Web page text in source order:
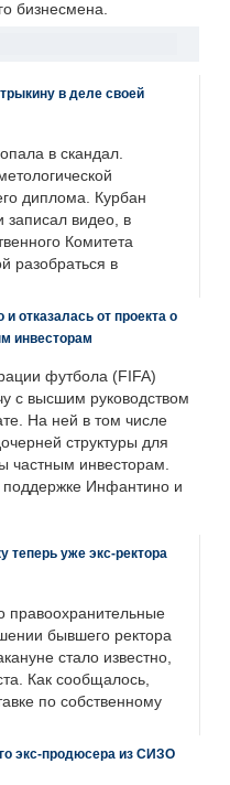
бизнесмена.
в деле своей
в скандал.
диплома. Курбан
записал видео, в
Комитета
разобраться в
отказалась от проекта о
инвесторам
футбола (FIFA)
с высшим руководством
На ней в том числе
структуры для
частным инвесторам.
поддержке Инфантино и
уже экс-ректора
правоохранительные
бывшего ректора
стало известно,
Как сообщалось,
по собственному
экс-продюсера из СИЗО